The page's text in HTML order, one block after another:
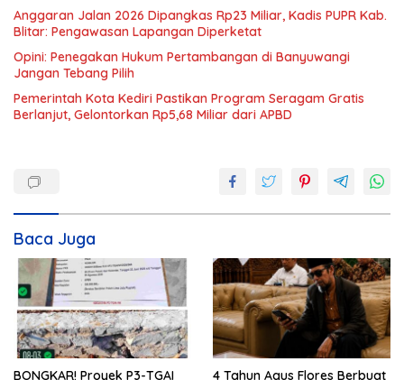
Anggaran Jalan 2026 Dipangkas Rp23 Miliar, Kadis PUPR Kab.
Blitar: Pengawasan Lapangan Diperketat
Opini: Penegakan Hukum Pertambangan di Banyuwangi
Jangan Tebang Pilih
Pemerintah Kota Kediri Pastikan Program Seragam Gratis
Berlanjut, Gelontorkan Rp5,68 Miliar dari APBD
Baca Juga
BONGKAR! Proyek P3-TGAI 4 Tahun Agus Flores Berbuat